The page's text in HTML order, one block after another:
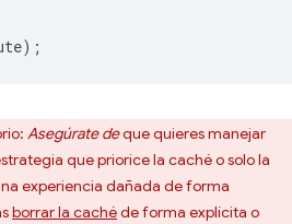
);
Asegúrate deque quieres manejar
que priorice la caché o solo la
experiencia dañada de forma
borrar la cachéde forma explícita o